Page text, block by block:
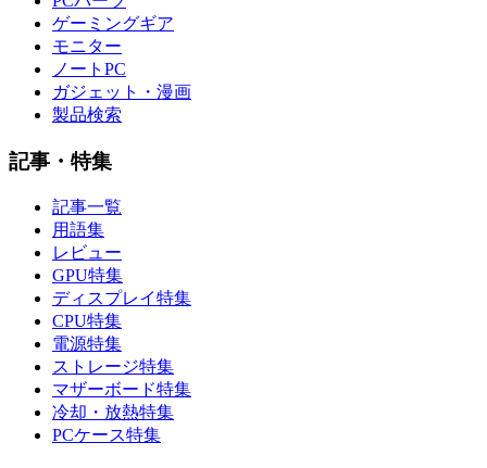
ゲーミングギア
モニター
ノートPC
ガジェット・漫画
製品検索
記事・特集
記事一覧
用語集
レビュー
GPU特集
ディスプレイ特集
CPU特集
電源特集
ストレージ特集
マザーボード特集
冷却・放熱特集
PCケース特集